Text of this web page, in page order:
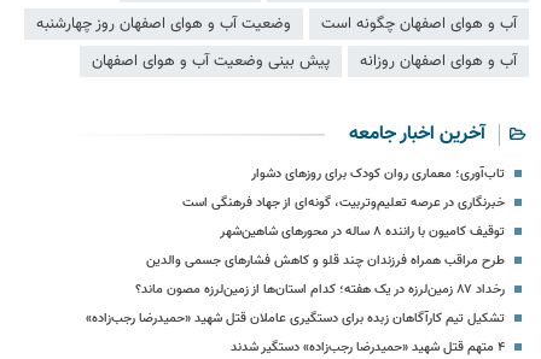
آب و هوای اصفهان چگونه است
وضعیت آب و هوای اصفهان روز چهارشنبه
آب و هوای اصفهان روزانه
پیش بینی وضعیت آب و هوای اصفهان
آخرین اخبار جامعه
تاب‌آوری؛ معماری روان کودک برای روزهای دشوار
خبرنگاری در عرصه تعلیم‌وتربیت، گونه‌ای از جهاد فرهنگی است
توقیف کامیون با راننده ۸ ساله در محورهای شاهین‌شهر
طرح مراقب همراه فرزندان چند قلو و کاهش فشارهای جسمی والدین
رخداد ۸۷ زمین‌لرزه در یک هفته؛ کدام استان‌ها از زمین‌لرزه مصون ماند؟
تشکیل تیم کارآگاهان زبده برای دستگیری عاملان قتل شهید «حمیدرضا رجب‌زاده»
۴ متهم قتل شهید «حمیدرضا رجب‌زاده» دستگیر شدند